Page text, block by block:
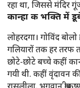
रहा था, जिससे मंदिर
कान्हा की भक्ति में
लोहरदगा। गोविंद
गलियारों तक हर तरफ
छोटे-छोटे बच्चे कहीं
गयी थी. कहीं वृंदावन